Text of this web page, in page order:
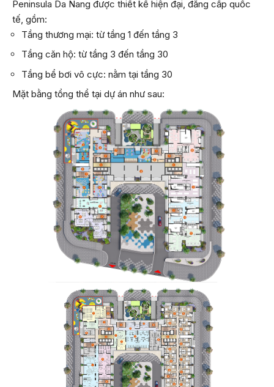
Peninsula Da Nang được thiết kế hiện đại, đẳng cấp quốc
tế, gồm:
Tầng thương mại: từ tầng 1 đến tầng 3
Tầng căn hộ: từ tầng 3 đến tầng 30
Tầng bể bơi vô cực: nằm tại tầng 30
Mặt bằng tổng thể tại dự án như sau: